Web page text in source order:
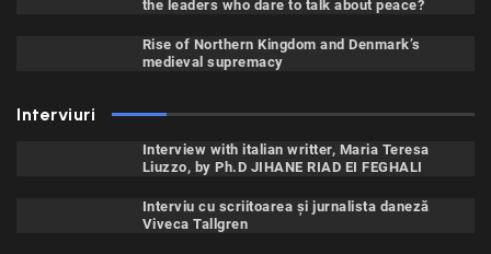
the leaders who dare to talk about peace?
Rise of Northern Kingdom and Denmark’s
medieval supremacy
Interviuri
Interview with italian writter, Maria Teresa
Liuzzo, by Ph.D JIHANE RIAD EI FEGHALI
Interviu cu scriitoarea şi jurnalista daneză
Viveca Tallgren